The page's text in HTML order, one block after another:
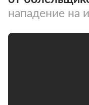
нападение на